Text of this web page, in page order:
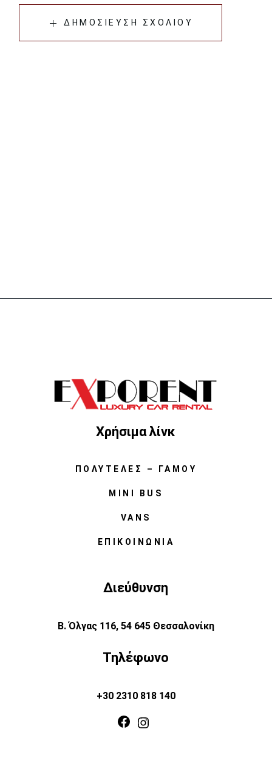
ΔΗΜΟΣΊΕΥΣΗ ΣΧΟΛΊΟΥ
Χρήσιμα λίνκ
ΠΟΛΥΤΕΛΈΣ – ΓΆΜΟΥ
MINI BUS
VANS
ΕΠΙΚΟΙΝΩΝΊΑ
Διεύθυνση
Β. Όλγας 116, 54 645 Θεσσαλονίκη
Τηλέφωνο
+30 2310 818 140
Facebook
Instagram